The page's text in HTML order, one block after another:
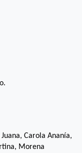
Carola Ananía,
Morena